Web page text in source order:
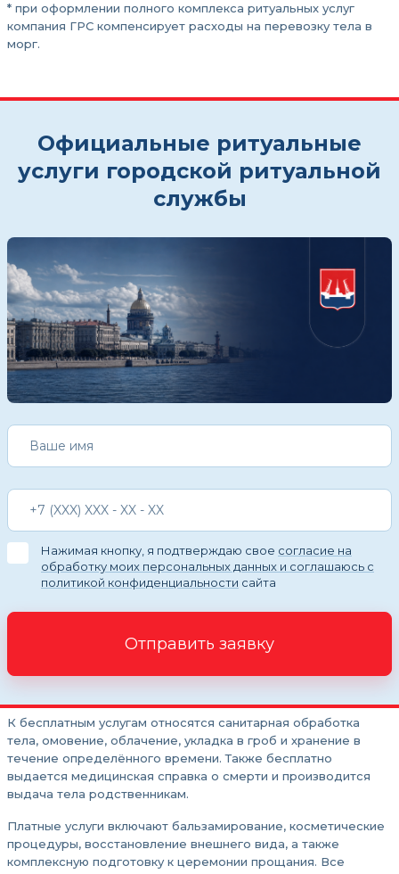
* при оформлении полного комплекса ритуальных услуг
компания ГРС компенсирует расходы на перевозку тела в
морг.
Официальные ритуальные
услуги городской ритуальной
службы
Нажимая кнопку, я подтверждаю свое согласие на
обработку моих персональных данных и соглашаюсь с
политикой конфиденциальности сайта
Отправить заявку
К бесплатным услугам относятся санитарная обработка
тела, омовение, облачение, укладка в гроб и хранение в
течение определённого времени. Также бесплатно
выдается медицинская справка о смерти и производится
выдача тела родственникам.
Платные услуги включают бальзамирование, косметические
процедуры, восстановление внешнего вида, а также
комплексную подготовку к церемонии прощания. Все